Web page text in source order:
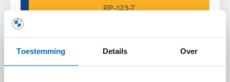
Toestemming Details Over